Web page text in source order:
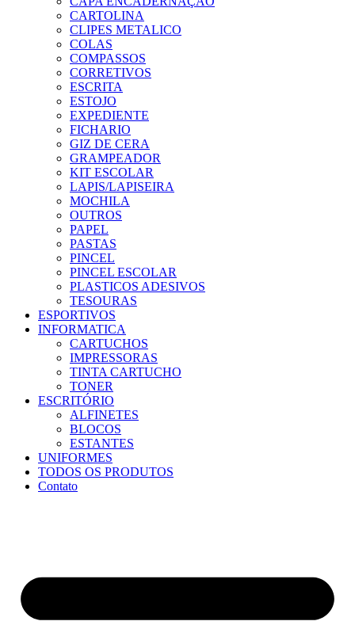
CARTOLINA
CLIPES METALICO
COLAS
COMPASSOS
CORRETIVOS
ESCRITA
ESTOJO
EXPEDIENTE
FICHARIO
GIZ DE CERA
GRAMPEADOR
KIT ESCOLAR
LAPIS/LAPISEIRA
MOCHILA
OUTROS
PAPEL
PASTAS
PINCEL
PINCEL ESCOLAR
PLASTICOS ADESIVOS
TESOURAS
ESPORTIVOS
INFORMATICA
CARTUCHOS
IMPRESSORAS
TINTA CARTUCHO
TONER
ESCRITÓRIO
ALFINETES
BLOCOS
ESTANTES
UNIFORMES
TODOS OS PRODUTOS
Contato